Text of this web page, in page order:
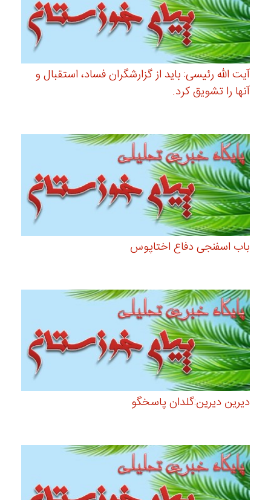
آیت الله رئیسی: باید از گزارشگران فساد، استقبال و
آنها را تشویق کرد.
باب اسفنجی دفاع اختاپوس
دیرین دیرین:گلدان پاسخگو